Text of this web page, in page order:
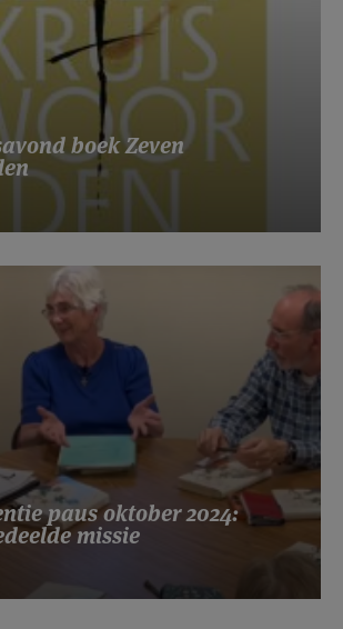
boek Zeven
paus oktober 2024:
missie